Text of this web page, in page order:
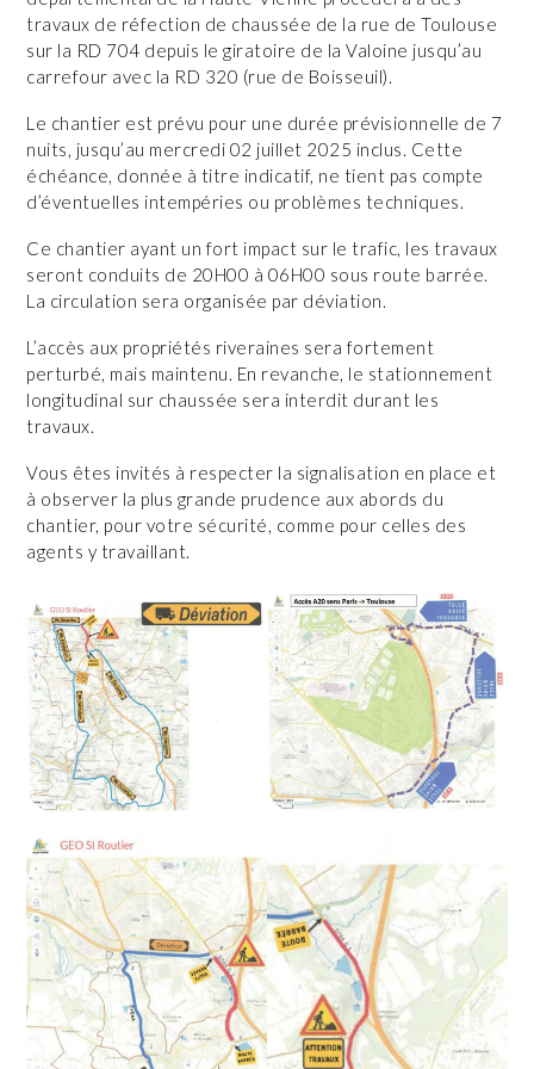
travaux de réfection de chaussée de la rue de Toulouse
sur la RD 704 depuis le giratoire de la Valoine jusqu’au
carrefour avec la RD 320 (rue de Boisseuil).
Le chantier est prévu pour une durée prévisionnelle de 7
nuits, jusqu’au mercredi 02 juillet 2025 inclus. Cette
échéance, donnée à titre indicatif, ne tient pas compte
d’éventuelles intempéries ou problèmes techniques.
Ce chantier ayant un fort impact sur le trafic, les travaux
seront conduits de 20H00 à 06H00 sous route barrée.
La circulation sera organisée par déviation.
L’accès aux propriétés riveraines sera fortement
perturbé, mais maintenu. En revanche, le stationnement
longitudinal sur chaussée sera interdit durant les
travaux.
Vous êtes invités à respecter la signalisation en place et
à observer la plus grande prudence aux abords du
chantier, pour votre sécurité, comme pour celles des
agents y travaillant.